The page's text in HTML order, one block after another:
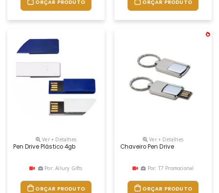
ORÇAR PRODUTO ORÇAR PRODUTO
Ver + Detalhes
Pen Drive Plástico 4gb
Por: Allury Gifts
ORÇAR PRODUTO
Ver + Detalhes
Chaveiro Pen Drive
Por: T7 Promocional
ORÇAR PRODUTO